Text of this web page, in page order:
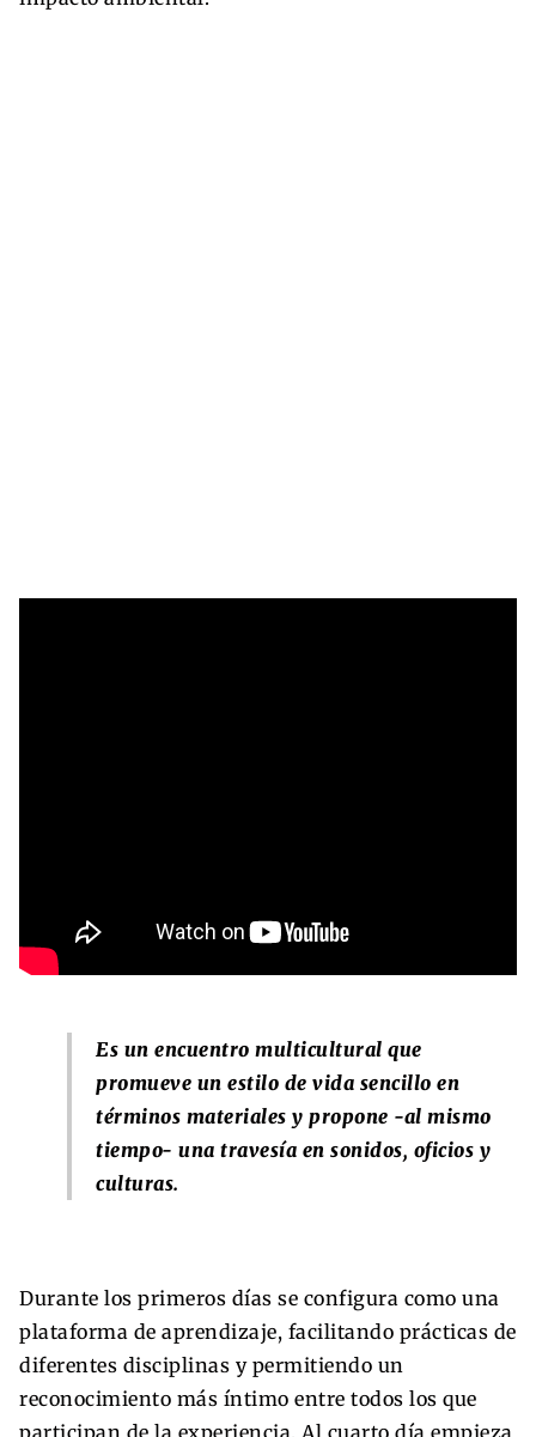
Es un encuentro multicultural que
promueve un estilo de vida sencillo en
términos materiales y propone -al mismo
tiempo- una travesía en sonidos, oficios y
culturas.
Durante los primeros días se configura como una
plataforma de aprendizaje, facilitando prácticas de
diferentes disciplinas y permitiendo un
reconocimiento más íntimo entre todos los que
participan de la experiencia. Al cuarto día empieza